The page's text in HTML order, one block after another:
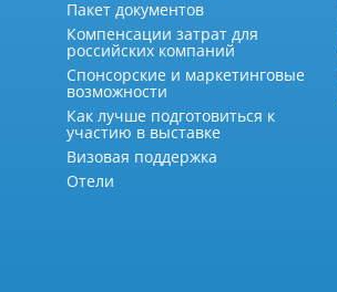
Пакет документов
Компенсации затрат для
российских компаний
Спонсорские и маркетинговые
возможности
Как лучше подготовиться к
участию в выставке
Визовая поддержка
Отели